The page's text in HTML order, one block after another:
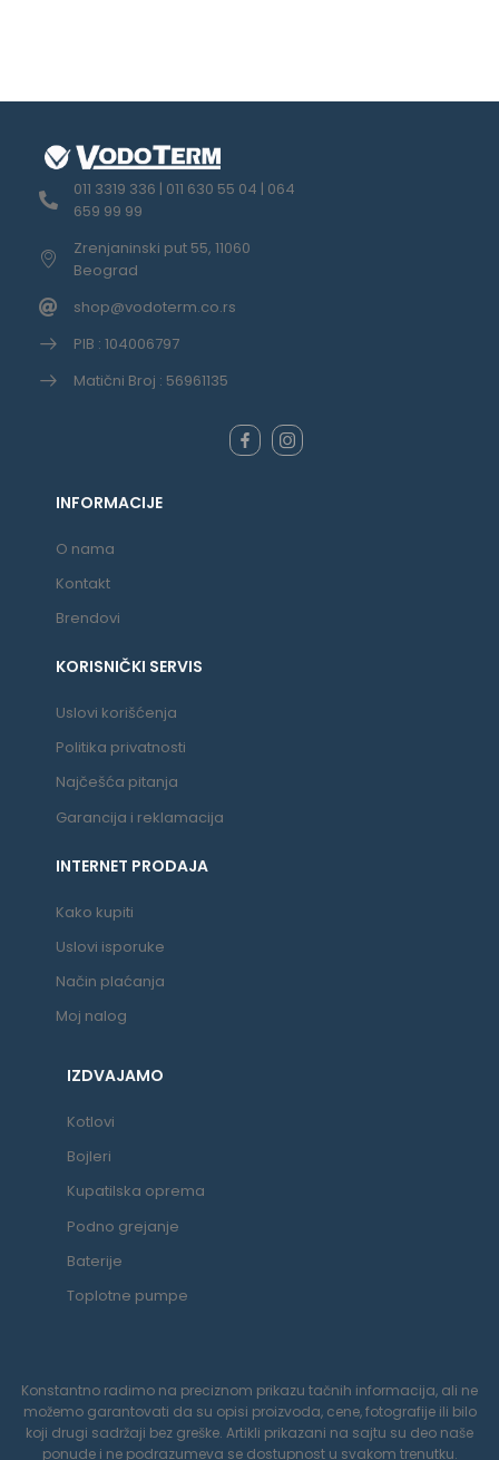
011 3319 336 | 011 630 55 04 | 064
659 99 99
Zrenjaninski put 55, 11060
Beograd
shop@vodoterm.co.rs
PIB : 104006797
Matični Broj : 56961135
INFORMACIJE
O nama
Kontakt
Brendovi
KORISNIČKI SERVIS
Uslovi korišćenja
Politika privatnosti
Najčešća pitanja
Garancija i reklamacija
INTERNET PRODAJA
Kako kupiti
Uslovi isporuke
Način plaćanja
Moj nalog
IZDVAJAMO
Kotlovi
Bojleri
Kupatilska oprema
Podno grejanje
Baterije
Toplotne pumpe
Konstantno radimo na preciznom prikazu tačnih informacija, ali ne
možemo garantovati da su opisi proizvoda, cene, fotografije ili bilo
koji drugi sadržaji bez greške. Artikli prikazani na sajtu su deo naše
ponude i ne podrazumeva se dostupnost u svakom trenutku.